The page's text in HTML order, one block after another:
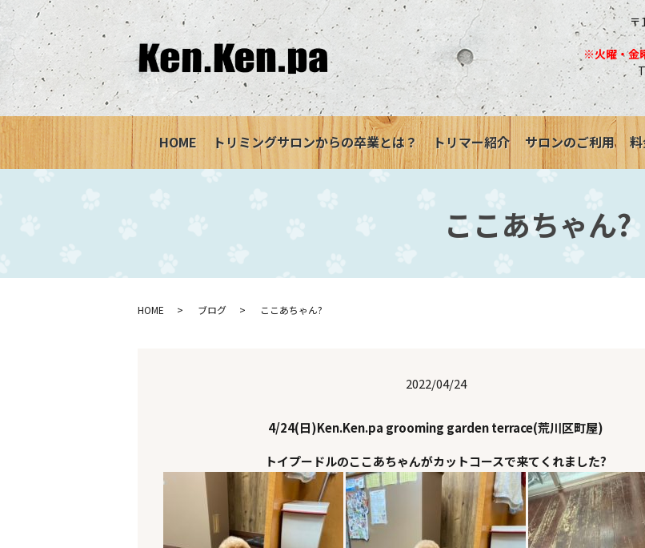
〒
※火曜・金
HOME トリミングサロンからの卒業とは？ トリマー紹介 サロンのご利用
ここあちゃん?
HOME ブログ ここあちゃん?
2022/04/24
4/24(日)Ken.Ken.pa grooming garden terrace(荒川区町屋)
トイプードルのここあちゃんがカットコースで来てくれました?